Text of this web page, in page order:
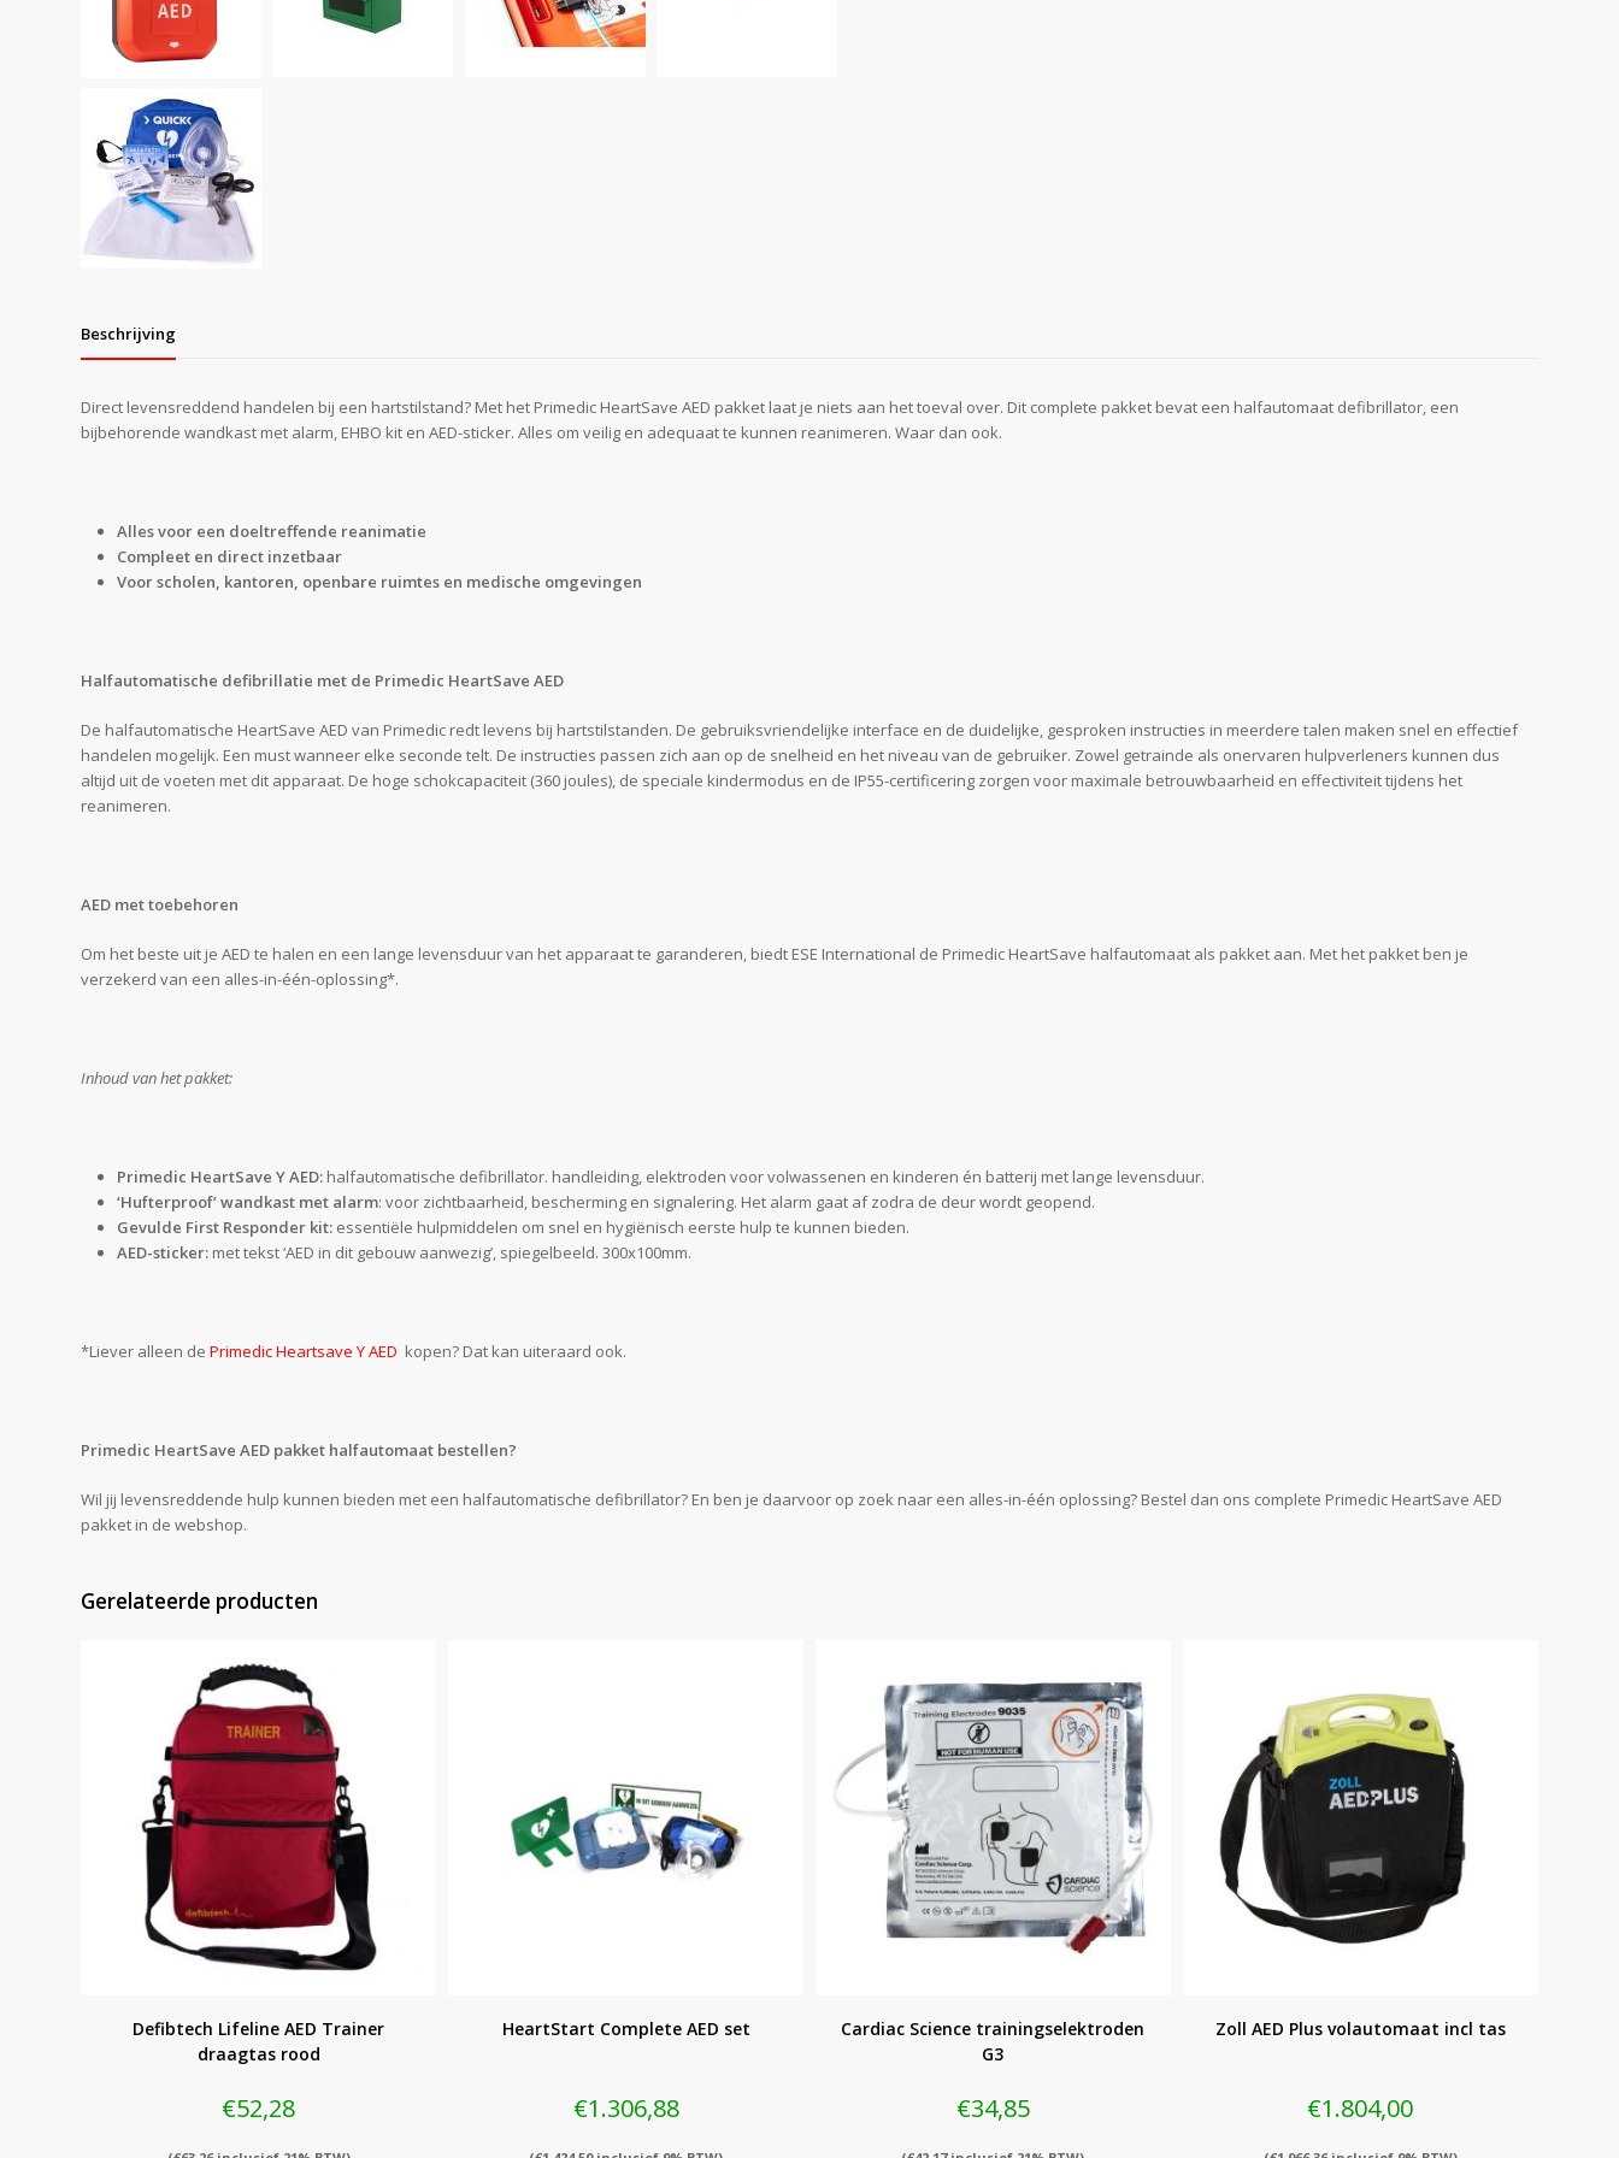
Beschrijving
Direct levensreddend handelen bij een hartstilstand? Met het Primedic HeartSave AED pakket laat je niets aan het toeval over. Dit complete pakket bevat een halfautomaat defibrillator, een
bijbehorende wandkast met alarm, EHBO kit en AED-sticker. Alles om veilig en adequaat te kunnen reanimeren. Waar dan ook.
Alles voor een doeltreffende reanimatie
Compleet en direct inzetbaar
Voor scholen, kantoren, openbare ruimtes en medische omgevingen
Halfautomatische defibrillatie met de Primedic HeartSave AED
De halfautomatische HeartSave AED van Primedic redt levens bij hartstilstanden. De gebruiksvriendelijke interface en de duidelijke, gesproken instructies in meerdere talen maken snel en effectief
handelen mogelijk. Een must wanneer elke seconde telt. De instructies passen zich aan op de snelheid en het niveau van de gebruiker. Zowel getrainde als onervaren hulpverleners kunnen dus
altijd uit de voeten met dit apparaat. De hoge schokcapaciteit (360 joules), de speciale kindermodus en de IP55-certificering zorgen voor maximale betrouwbaarheid en effectiviteit tijdens het
reanimeren.
AED met toebehoren
Om het beste uit je AED te halen en een lange levensduur van het apparaat te garanderen, biedt ESE International de Primedic HeartSave halfautomaat als pakket aan. Met het pakket ben je
verzekerd van een alles-in-één-oplossing*.
Inhoud van het pakket:
Primedic HeartSave Y AED: halfautomatische defibrillator. handleiding, elektroden voor volwassenen en kinderen én batterij met lange levensduur.
‘Hufterproof’ wandkast met alarm: voor zichtbaarheid, bescherming en signalering. Het alarm gaat af zodra de deur wordt geopend.
Gevulde First Responder kit: essentiële hulpmiddelen om snel en hygiënisch eerste hulp te kunnen bieden.
AED-sticker: met tekst ‘AED in dit gebouw aanwezig’, spiegelbeeld. 300x100mm.
*Liever alleen dePrimedic Heartsave Y AED kopen? Dat kan uiteraard ook.
Primedic HeartSave AED pakket halfautomaat bestellen?
Wil jij levensreddende hulp kunnen bieden met een halfautomatische defibrillator? En ben je daarvoor op zoek naar een alles-in-één oplossing? Bestel dan ons complete Primedic HeartSave AED
pakket in de webshop.
Gerelateerde producten
Defibtech Lifeline AED Trainer
draagtas rood
€52,28
HeartStart Complete AED set
€1.306,88
Cardiac Science trainingselektroden
G3
€34,85
Zoll AED Plus volautomaat incl tas
€1.804,00